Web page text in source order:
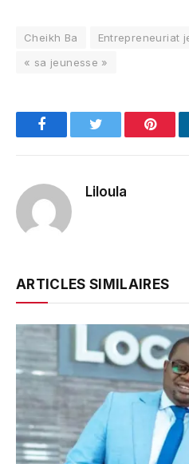
Cheikh Ba Entrepreneuriat
« sa jeunesse »
FacebookTwitter
Liloula
ARTICLES SIMILAIRES